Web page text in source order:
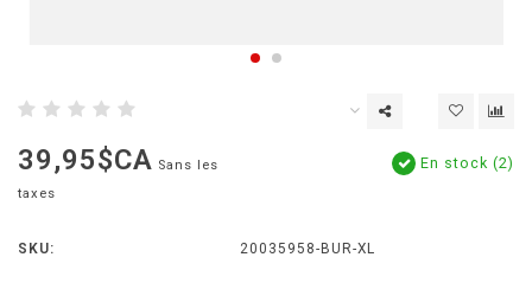
39,95$CA Sans les
taxes
En stock (2)
SKU: 20035958-BUR-XL